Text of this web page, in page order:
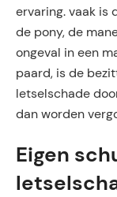
ervaring. vaak is
de pony, de
ongeval in een
paard, is de
letselschade
dan worden
Eigen